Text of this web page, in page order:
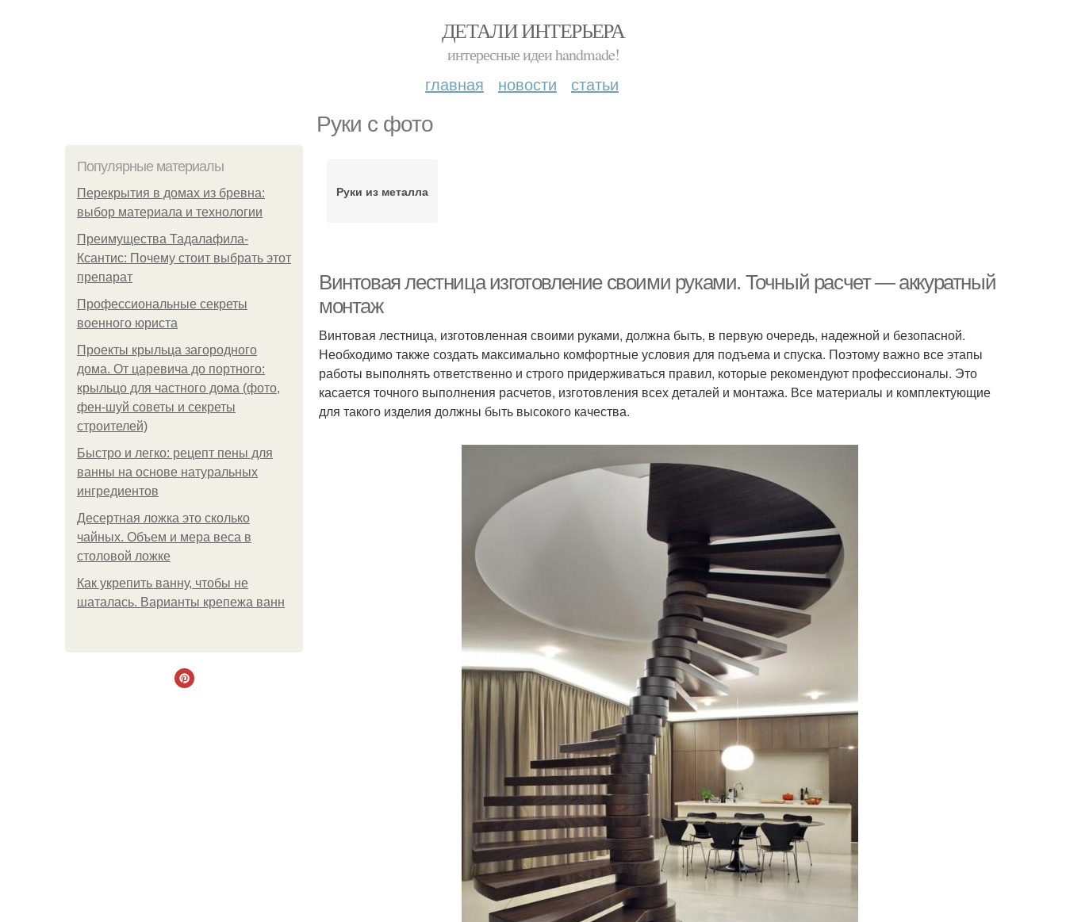
ДЕТАЛИ ИНТЕРЬЕРА
интересные идеи handmade!
главная новости статьи
Руки с фото
Популярные материалы
Перекрытия в домах из бревна:
выбор материала и технологии
Преимущества Тадалафила-
Ксантис: Почему стоит выбрать этот
препарат
Профессиональные секреты
военного юриста
Проекты крыльца загородного
дома. От царевича до портного:
крыльцо для частного дома (фото,
фен-шуй советы и секреты
строителей)
Быстро и легко: рецепт пены для
ванны на основе натуральных
ингредиентов
Десертная ложка это сколько
чайных. Объем и мера веса в
столовой ложке
Как укрепить ванну, чтобы не
шаталась. Варианты крепежа ванн
Руки из металла
Винтовая лестница изготовление своими руками. Точный расчет — аккуратный
монтаж
Винтовая лестница, изготовленная своими руками, должна быть, в первую очередь, надежной и безопасной.
Необходимо также создать максимально комфортные условия для подъема и спуска. Поэтому важно все этапы
работы выполнять ответственно и строго придерживаться правил, которые рекомендуют профессионалы. Это
касается точного выполнения расчетов, изготовления всех деталей и монтажа. Все материалы и комплектующие
для такого изделия должны быть высокого качества.